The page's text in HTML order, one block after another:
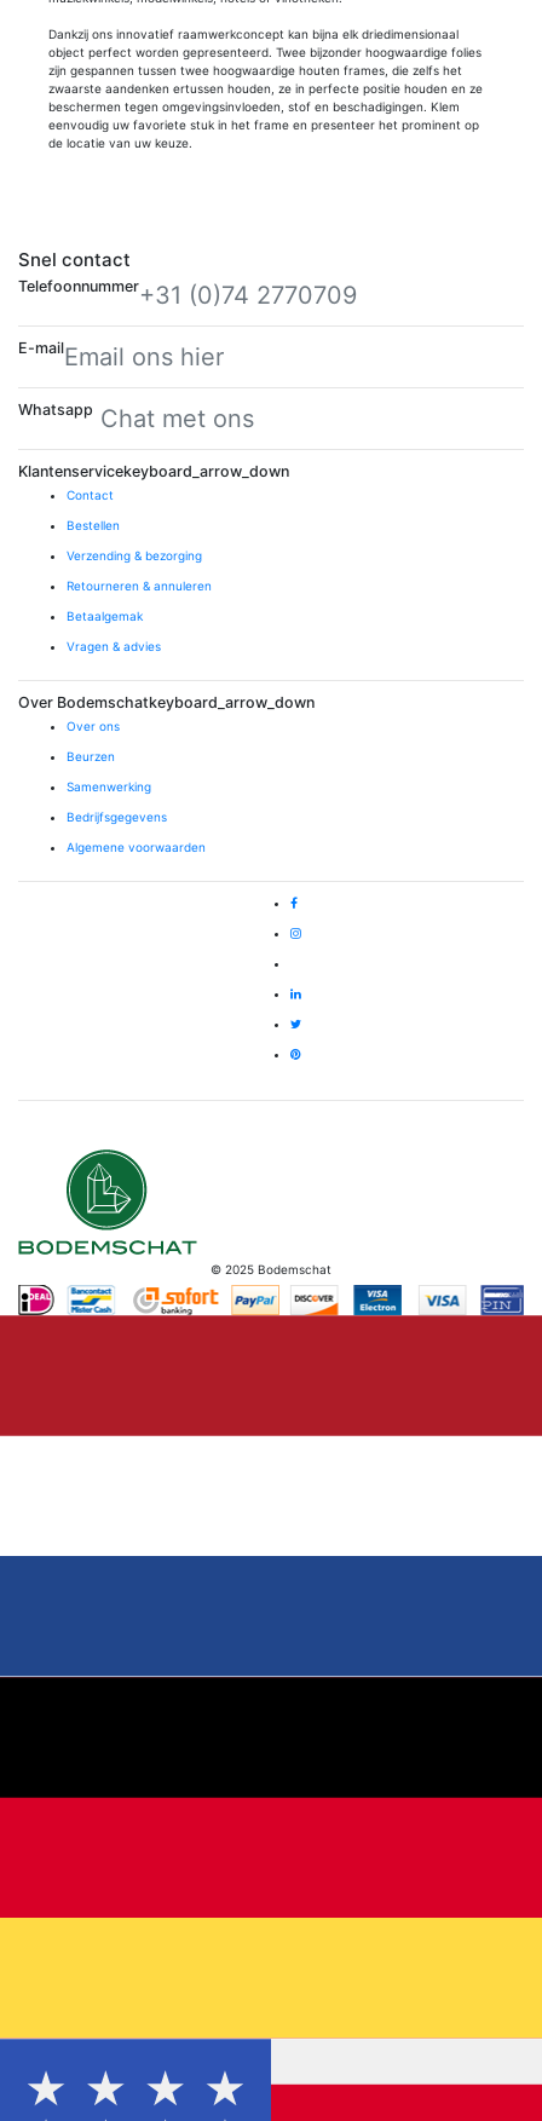
Dankzij ons innovatief raamwerkconcept kan bijna elk driedimensionaal
object perfect worden gepresenteerd. Twee bijzonder hoogwaardige folies
zijn gespannen tussen twee hoogwaardige houten frames, die zelfs het
zwaarste aandenken ertussen houden, ze in perfecte positie houden en ze
beschermen tegen omgevingsinvloeden, stof en beschadigingen. Klem
eenvoudig uw favoriete stuk in het frame en presenteer het prominent op
de locatie van uw keuze.
Snel contact
Telefoonnummer+31 (0)74 2770709
E-mailEmail ons hier
Whatsapp Chat met ons
Klantenservicekeyboard_arrow_down
Contact
Bestellen
Verzending & bezorging
Retourneren & annuleren
Betaalgemak
Vragen & advies
Over Bodemschatkeyboard_arrow_down
Over ons
Beurzen
Samenwerking
Bedrijfsgegevens
Algemene voorwaarden
© 2025 Bodemschat